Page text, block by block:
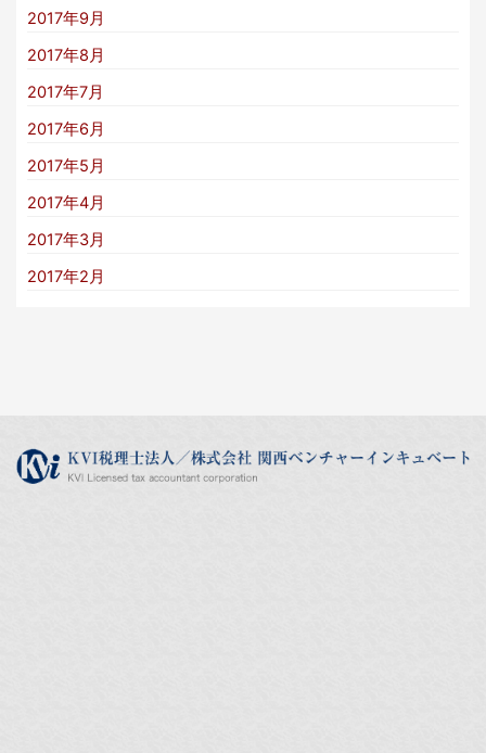
2017年9月
2017年8月
2017年7月
2017年6月
2017年5月
2017年4月
2017年3月
2017年2月